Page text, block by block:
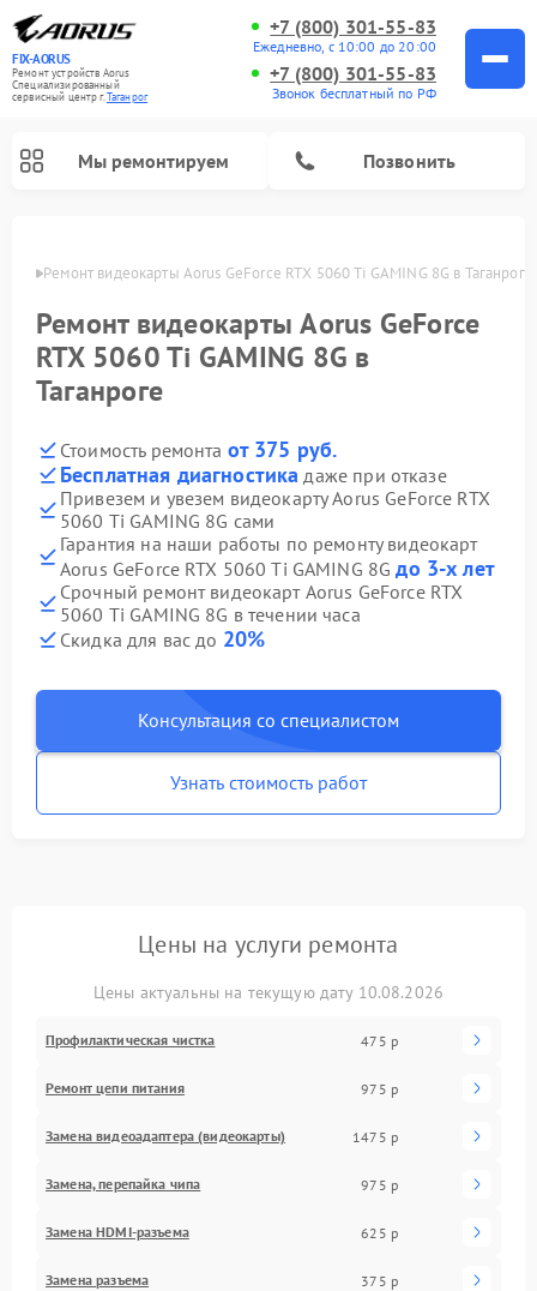
FIX-AORUS
Ремонт устройств Aorus
Специализированный
cервисный центр г.Таганрог
+7 (800) 301-55-83
Ежедневно, с 10:00 до 20:00
+7 (800) 301-55-83
Звонок бесплатный по РФ
Мы ремонтируем Позвонить
Ремонт видеокарты Aorus GeForce RTX 5060 Ti GAMING 8G в Таганроге
Ремонт видеокарты Aorus GeForce
RTX 5060 Ti GAMING 8G в
Таганроге
Стоимость ремонта от 375 руб.
Бесплатная диагностика даже при отказе
Привезем и увезем видеокарту Aorus GeForce RTX
5060 Ti GAMING 8G сами
Гарантия на наши работы по ремонту видеокарт
Aorus GeForce RTX 5060 Ti GAMING 8Gдо 3-х лет
Срочный ремонт видеокарт Aorus GeForce RTX
5060 Ti GAMING 8G в течении часа
Скидка для вас до 20%
Консультация со специалистом
Узнать стоимость работ
Цены на услуги ремонта
Цены актуальны на текущую дату 10.08.2026
Профилактическая чистка 475 р
Ремонт цепи питания 975 р
Замена видеоадаптера (видеокарты) 1475 р
Замена, перепайка чипа 975 р
Замена HDMI-разъема 625 р
Замена разъема 375 р